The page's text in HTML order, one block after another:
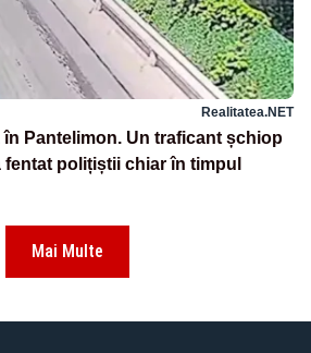
Realitatea.NET
în Pantelimon. Un traficant șchiop
fentat polițiștii chiar în timpul
Mai Multe